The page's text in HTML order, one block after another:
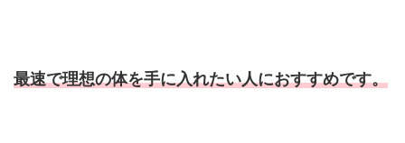
最速で理想の体を手に入れたい人におすすめです。